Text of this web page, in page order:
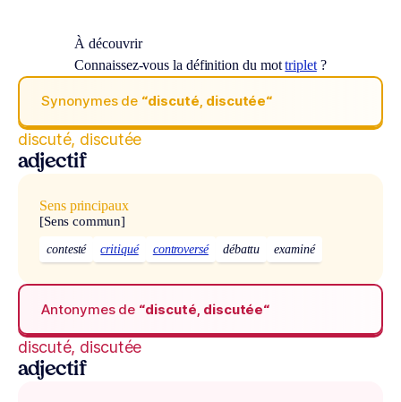
À découvrir
Connaissez-vous la définition du mottriplet?
Synonymes de “discuté, discutée“
discuté, discutée
adjectif
Sens principaux
[Sens commun]
contesté critiqué controversé débattu examiné
Antonymes de “discuté, discutée“
discuté, discutée
adjectif